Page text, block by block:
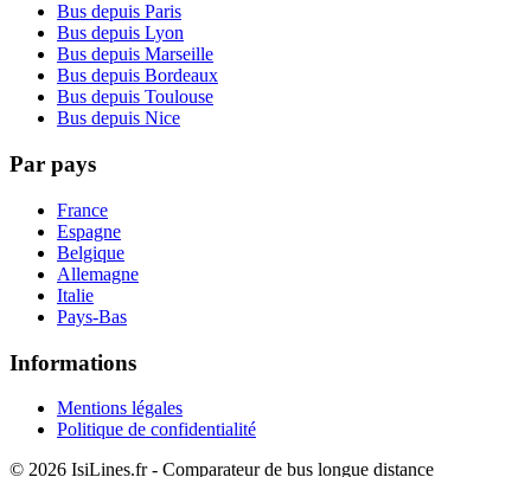
Bus depuis Paris
Bus depuis Lyon
Bus depuis Marseille
Bus depuis Bordeaux
Bus depuis Toulouse
Bus depuis Nice
Par pays
France
Espagne
Belgique
Allemagne
Italie
Pays-Bas
Informations
Mentions légales
Politique de confidentialité
© 2026 IsiLines.fr - Comparateur de bus longue distance